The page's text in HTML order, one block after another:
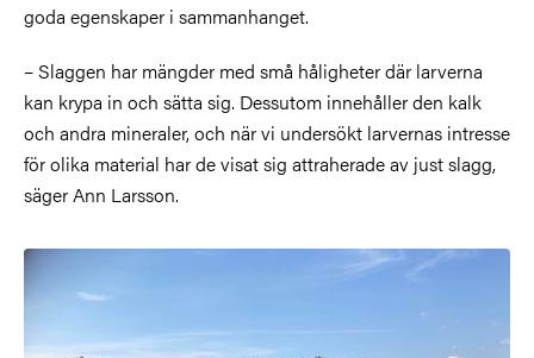
goda egenskaper i sammanhanget.
– Slaggen har mängder med små håligheter där larverna
kan krypa in och sätta sig. Dessutom innehåller den kalk
och andra mineraler, och när vi undersökt larvernas intresse
för olika material har de visat sig attraherade av just slagg,
säger Ann Larsson.